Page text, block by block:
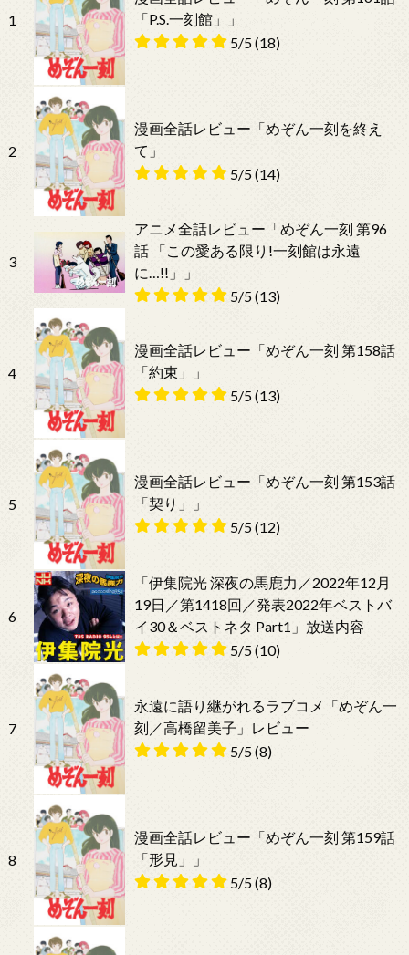
1
「P.S.一刻館」」
5/5(18)
2
漫画全話レビュー「めぞん一刻を終え
て」
5/5(14)
3
アニメ全話レビュー「めぞん一刻 第96
話 「この愛ある限り!一刻館は永遠
に…!!」」
5/5(13)
4
漫画全話レビュー「めぞん一刻 第158話
「約束」」
5/5(13)
5
漫画全話レビュー「めぞん一刻 第153話
「契り」」
5/5(12)
6
「伊集院光 深夜の馬鹿力／2022年12月
19日／第1418回／発表2022年ベストバ
イ30＆ベストネタ Part1」放送内容
5/5(10)
7
永遠に語り継がれるラブコメ「めぞん一
刻／高橋留美子」レビュー
5/5(8)
8
漫画全話レビュー「めぞん一刻 第159話
「形見」」
5/5(8)